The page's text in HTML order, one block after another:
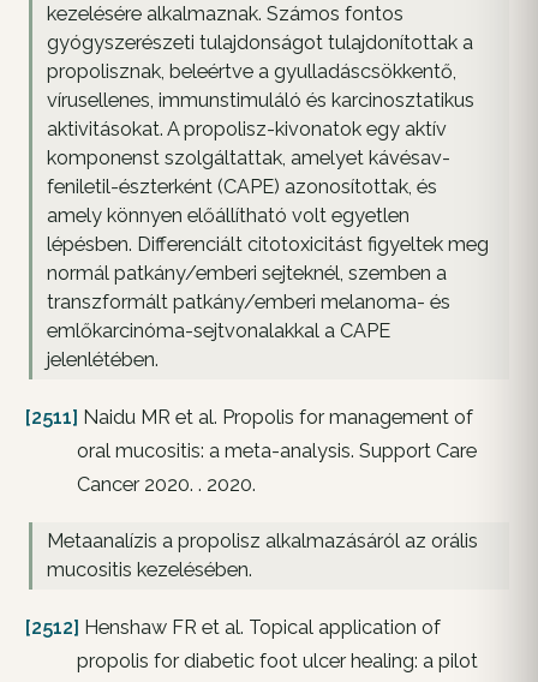
kezelésére alkalmaznak. Számos fontos
gyógyszerészeti tulajdonságot tulajdonítottak a
propolisznak, beleértve a gyulladáscsökkentő,
vírusellenes, immunstimuláló és karcinosztatikus
aktivitásokat. A propolisz-kivonatok egy aktív
komponenst szolgáltattak, amelyet kávésav-
feniletil-észterként (CAPE) azonosítottak, és
amely könnyen előállítható volt egyetlen
lépésben. Differenciált citotoxicitást figyeltek meg
normál patkány/emberi sejteknél, szemben a
transzformált patkány/emberi melanoma- és
emlőkarcinóma-sejtvonalakkal a CAPE
jelenlétében.
[2511] Naidu MR et al. Propolis for management of
oral mucositis: a meta-analysis. Support Care
Cancer 2020. . 2020.
Metaanalízis a propolisz alkalmazásáról az orális
mucositis kezelésében.
[2512] Henshaw FR et al. Topical application of
propolis for diabetic foot ulcer healing: a pilot